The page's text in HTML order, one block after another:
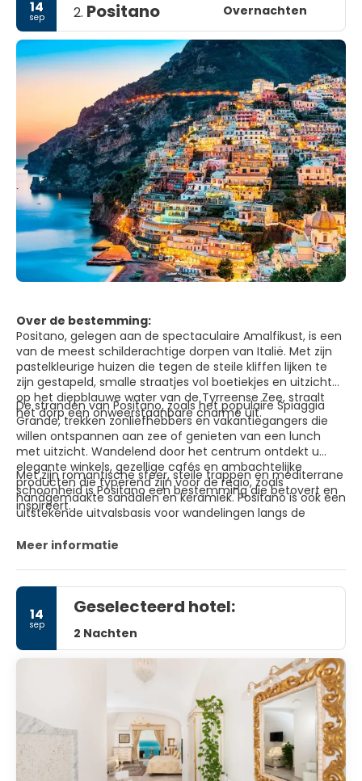
14
sep 2. Positano Overnachten
Over de bestemming:
Positano, gelegen aan de spectaculaire Amalfikust, is een
van de meest schilderachtige dorpen van Italië. Met zijn
pastelkleurige huizen die tegen de steile kliffen lijken te
zijn gestapeld, smalle straatjes vol boetiekjes en uitzicht
op het diepblauwe water van de Tyrreense Zee, straalt
het dorp een onweerstaanbare charme uit.
De stranden van Positano, zoals het populaire Spiaggia
Grande, trekken zonliefhebbers en vakantiegangers die
willen ontspannen aan zee of genieten van een lunch
met uitzicht. Wandelend door het centrum ontdekt u
elegante winkels, gezellige cafés en ambachtelijke
producten die typerend zijn voor de regio, zoals
handgemaakte sandalen en keramiek. Positano is ook een
uitstekende uitvalsbasis voor wandelingen langs de
Met zijn romantische sfeer, steile trappen en mediterrane
schoonheid is Positano een bestemming die betovert en
inspireert.
Meer informatie
14
sep
Geselecteerd hotel:
2 Nachten